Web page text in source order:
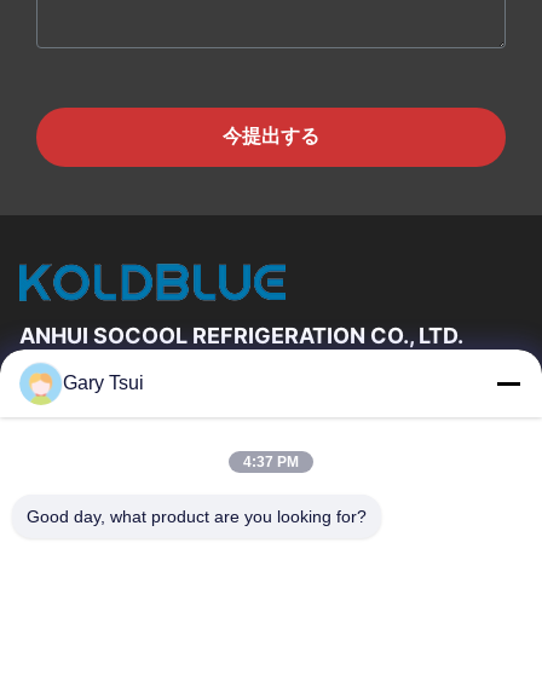
今提出する
ANHUI SOCOOL REFRIGERATION CO., LTD.
速いリンク
私達について
工場旅行
品質管理
Gary Tsui
4:37 PM
Good day, what product are you looking for?